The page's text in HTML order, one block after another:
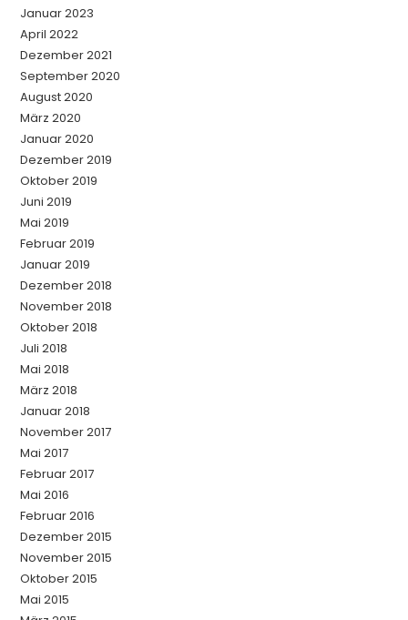
Januar 2023
April 2022
Dezember 2021
September 2020
August 2020
März 2020
Januar 2020
Dezember 2019
Oktober 2019
Juni 2019
Mai 2019
Februar 2019
Januar 2019
Dezember 2018
November 2018
Oktober 2018
Juli 2018
Mai 2018
März 2018
Januar 2018
November 2017
Mai 2017
Februar 2017
Mai 2016
Februar 2016
Dezember 2015
November 2015
Oktober 2015
Mai 2015